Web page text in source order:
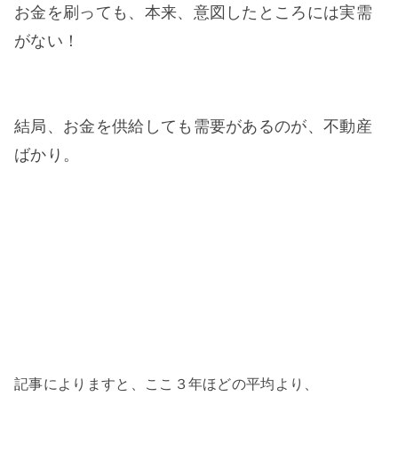
お金を刷っても、本来、意図したところには実需
がない！
結局、お金を供給しても需要があるのが、不動産
ばかり。
記事によりますと、ここ３年ほどの平均より、